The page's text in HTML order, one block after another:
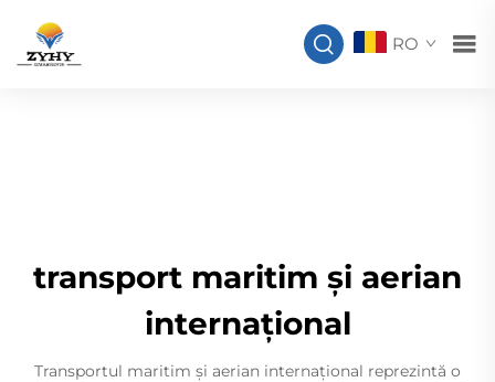
RO
transport maritim și aerian
internațional
Transportul maritim și aerian internațional reprezintă o